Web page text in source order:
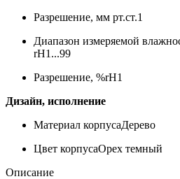
Разрешение, мм рт.ст.1
Диапазон измеряемой
rH1...99
Разрешение, %rH1
Дизайн, исполнение
Материал корпусаДерево
Цвет корпусаОрех темный
Описание